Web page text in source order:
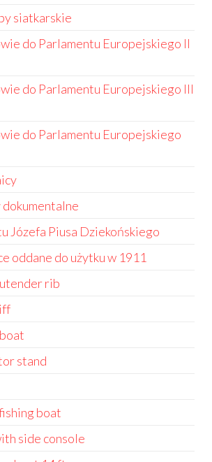
siatkarskie
do Parlamentu Europejskiego II
do Parlamentu Europejskiego III
do Parlamentu Europejskiego
Józefa Piusa Dziekońskiego
oddane do użytku w 1911
rib
stand
boat
side console